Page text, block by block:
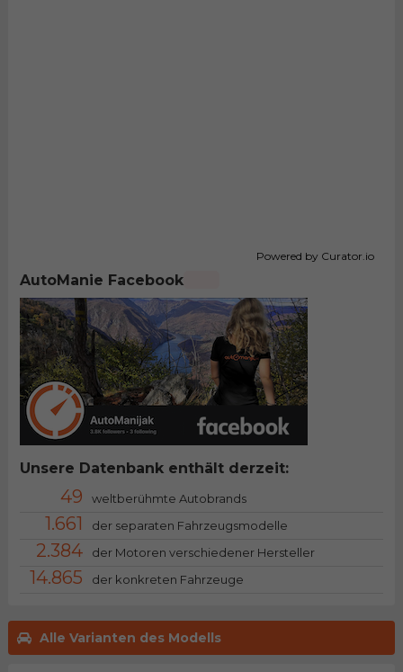
Alle Varianten des Modells
Powered by Curator.io
AutoManie Facebook
Unsere Datenbank enthält derzeit:
49 weltberühmte Autobrands
1.661 der separaten Fahrzeugsmodelle
2.384 der Motoren verschiedener Hersteller
14.865 der konkreten Fahrzeuge